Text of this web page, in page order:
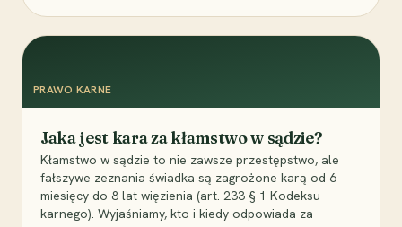
PRAWO KARNE
Jaka jest kara za kłamstwo w sądzie?
Kłamstwo w sądzie to nie zawsze przestępstwo, ale
fałszywe zeznania świadka są zagrożone karą od 6
miesięcy do 8 lat więzienia (art. 233 § 1 Kodeksu
karnego). Wyjaśniamy, kto i kiedy odpowiada za